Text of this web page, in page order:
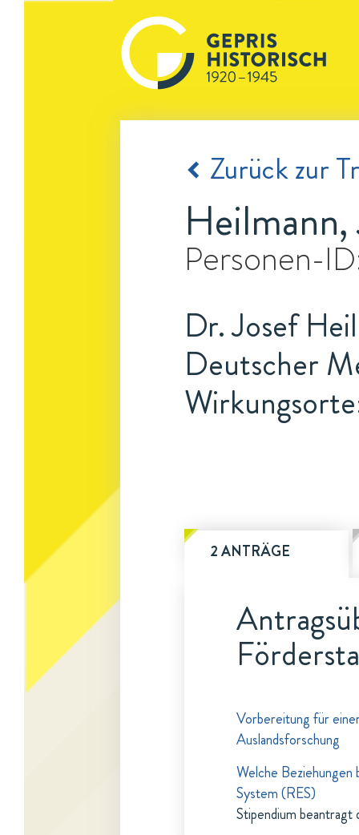
Zurück zur
Personen-
Dr. Josef
Deutscher
2 ANTRÄGE
Vorbereitung für
Auslandsforschung
Welche
System (RES)
Stipendium beantragt